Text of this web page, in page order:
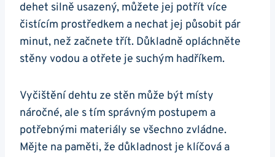
dehet​ silně usazený, můžete jej ⁢potřít více
čistícím ⁤prostředkem ⁤a nechat​ jej působit ⁢pár
minut, než začnete⁢ třít. Důkladně opláchněte
stěny vodou a otřete je⁣ suchým​ hadříkem.​
Vyčištění dehtu ze stěn ⁤může ⁣být ⁣místy
náročné, ale s‍ tím správným postupem a⁢
potřebnými materiály se všechno zvládne.
Mějte na paměti, že důkladnost je‌ klíčová ⁢a